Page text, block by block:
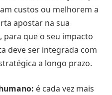
custos ou melhorem a
apostar na sua
para que o seu impacto
deve ser integrada com
a longo prazo.
é cada vez mais